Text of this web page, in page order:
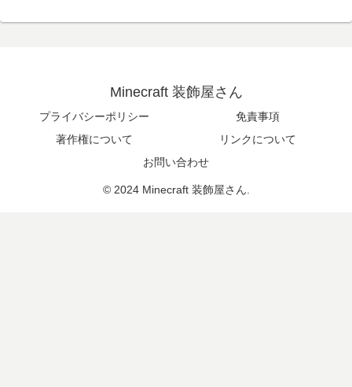
Minecraft 装飾屋さん
プライバシーポリシー
免責事項
著作権について
リンクについて
お問い合わせ
© 2024 Minecraft 装飾屋さん.